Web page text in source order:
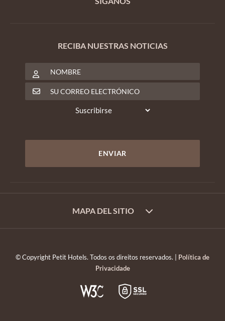
RECIBA NUESTRAS NOTICIAS
MAPA DEL SITIO
© Copyright Petit Hotels. Todos os direitos reservados. | Política de
Privacidade